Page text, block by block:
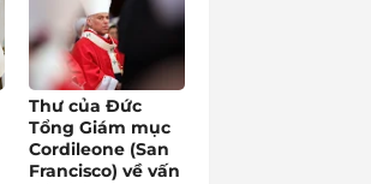
Thư của Đức
Tổng Giám mục
Cordileone (San
Francisco) về vấn